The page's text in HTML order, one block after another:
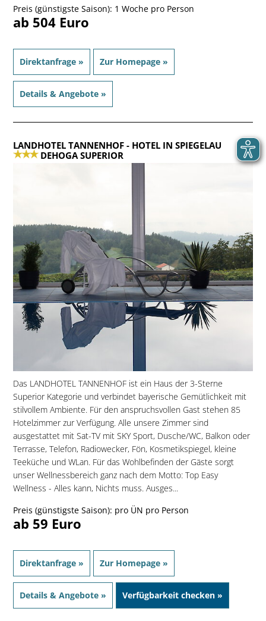
Preis (günstigste Saison): 1 Woche pro Person
ab 504 Euro
Direktanfrage » Zur Homepage »
Details & Angebote »
LANDHOTEL TANNENHOF- HOTEL IN SPIEGELAU
DEHOGA SUPERIOR
Das LANDHOTEL TANNENHOF ist ein Haus der 3-Sterne
Superior Kategorie und verbindet bayerische Gemütlichkeit mit
stilvollem Ambiente. Für den anspruchsvollen Gast stehen 85
Hotelzimmer zur Verfügung. Alle unsere Zimmer sind
ausgestattet mit Sat-TV mit SKY Sport, Dusche/WC, Balkon oder
Terrasse, Telefon, Radiowecker, Fön, Kosmetikspiegel, kleine
Teeküche und WLan. Für das Wohlbefinden der Gäste sorgt
unser Wellnessbereich ganz nach dem Motto: Top Easy
Wellness - Alles kann, Nichts muss. Ausges...
Preis (günstigste Saison): pro ÜN pro Person
ab 59 Euro
Direktanfrage » Zur Homepage »
Details & Angebote » Verfügbarkeit checken »